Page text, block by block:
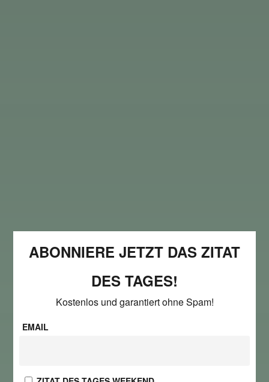
ABONNIERE JETZT DAS ZITAT
DES TAGES!
Kostenlos und garantiert ohne Spam!
EMAIL